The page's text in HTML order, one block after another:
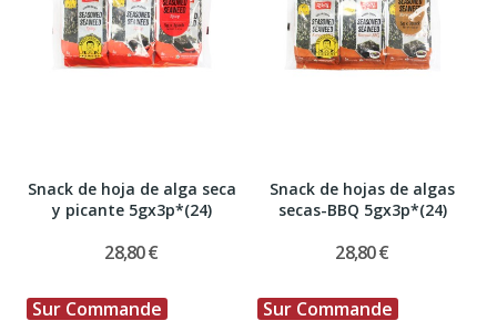
Snack de hoja de alga seca
y picante 5gx3p*(24)
28,80 €
Snack de hojas de algas
secas-BBQ 5gx3p*(24)
28,80 €
Sur Commande Sur Commande